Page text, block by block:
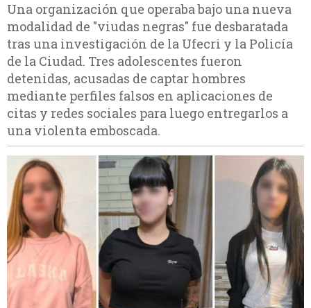
Una organización que operaba bajo una nueva
modalidad de "viudas negras" fue desbaratada
tras una investigación de la Ufecri y la Policía
de la Ciudad. Tres adolescentes fueron
detenidas, acusadas de captar hombres
mediante perfiles falsos en aplicaciones de
citas y redes sociales para luego entregarlos a
una violenta emboscada.